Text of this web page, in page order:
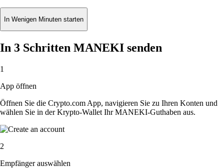
In Wenigen Minuten starten
In 3 Schritten MANEKI senden
1
App öffnen
Öffnen Sie die Crypto.com App, navigieren Sie zu Ihren Konten und
wählen Sie in der Krypto-Wallet Ihr MANEKI-Guthaben aus.
2
Empfänger auswählen